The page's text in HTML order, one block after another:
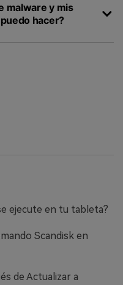
malware y mis
hacer?
ejecute en tu tableta?
Scandisk en
de Actualizar a